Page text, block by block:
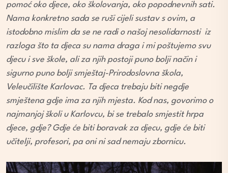
pomoć oko djece, oko školovanja, oko popodnevnih sati.
Nama konkretno sada se ruši cijeli sustav s ovim, a
istodobno mislim da se ne radi o našoj nesolidarnosti iz
razloga što ta djeca su nama draga i mi poštujemo svu
djecu i sve škole, ali za njih postoji puno bolji način i
sigurno puno bolji smještaj-Prirodoslovna škola,
Veleučilište Karlovac. Ta djeca trebaju biti negdje
smještena gdje ima za njih mjesta. Kod nas, govorimo o
najmanjoj školi u Karlovcu, bi se trebalo smjestit hrpa
djece, gdje? Gdje će biti boravak za djecu, gdje će biti
učitelji, profesori, pa oni ni sad nemaju zbornicu.